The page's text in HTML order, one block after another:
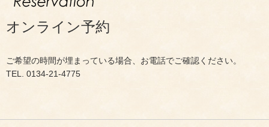
オンライン予約
ご希望の時間が埋まっている場合、お電話でご確認ください。
TEL. 0134-21-4775